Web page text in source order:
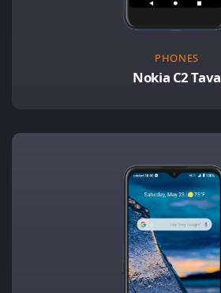
PHONES
Nokia C2 Tava